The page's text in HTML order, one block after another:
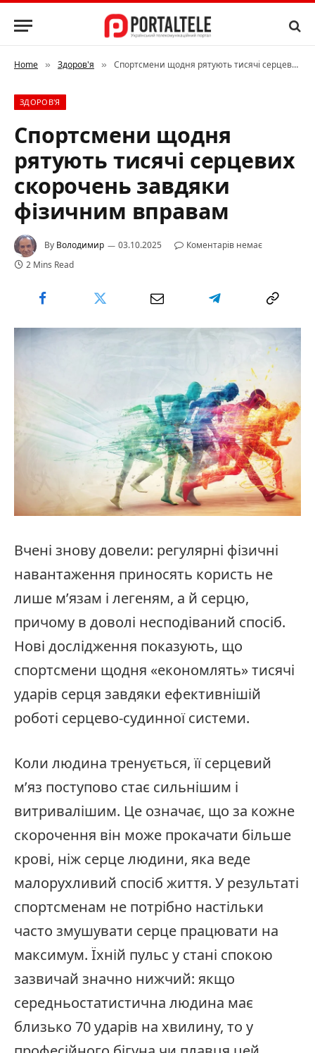
Home » Здоров'я » Спортсмени щодня рятують тисячі серцевих скорочень завдяки фізичним вправам
ЗДОРОВ'Я
Спортсмени щодня
рятують тисячі серцевих
скорочень завдяки
фізичним вправам
By Володимир 03.10.2025
Коментарів немає
2 Mins Read
Вчені знову довели: регулярні фізичні
навантаження приносять користь не
лише м’язам і легеням, а й серцю,
причому в доволі несподіваний спосіб.
Нові дослідження показують, що
спортсмени щодня «економлять» тисячі
ударів серця завдяки ефективнішій
роботі серцево-судинної системи.
Коли людина тренується, її серцевий
м’яз поступово стає сильнішим і
витривалішим. Це означає, що за кожне
скорочення він може прокачати більше
крові, ніж серце людини, яка веде
малорухливий спосіб життя. У результаті
спортсменам не потрібно настільки
часто змушувати серце працювати на
максимум. Їхній пульс у стані спокою
зазвичай значно нижчий: якщо
середньостатистична людина має
близько 70 ударів на хвилину, то у